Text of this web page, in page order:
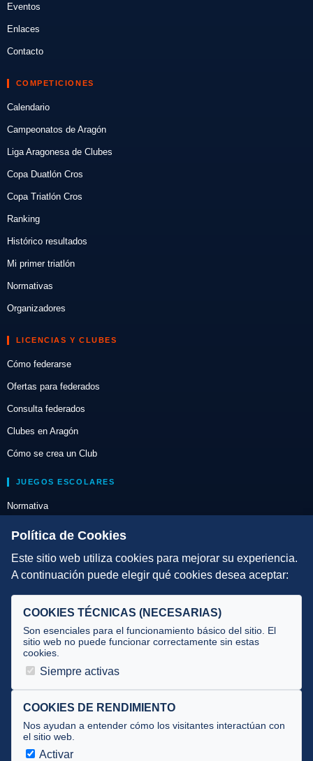
Eventos
Enlaces
Contacto
COMPETICIONES
Calendario
Campeonatos de Aragón
Liga Aragonesa de Clubes
Copa Duatlón Cros
Copa Triatlón Cros
Ranking
Histórico resultados
Mi primer triatlón
Normativas
Organizadores
LICENCIAS Y CLUBES
Cómo federarse
Ofertas para federados
Consulta federados
Clubes en Aragón
Cómo se crea un Club
JUEGOS ESCOLARES
Normativa
Escuelas de Triatlón
DIRECCIÓN TÉCNICA
Selecciones
Tecnificación
JUECES Y OFICIALES
Documentos
Cursos
Circulares oficiales
Política de Cookies
Este sitio web utiliza cookies para mejorar su experiencia.
A continuación puede elegir qué cookies desea aceptar:
COOKIES TÉCNICAS (NECESARIAS)
Son esenciales para el funcionamiento básico del sitio. El
sitio web no puede funcionar correctamente sin estas
cookies.
Siempre activas
COOKIES DE RENDIMIENTO
Nos ayudan a entender cómo los visitantes interactúan con
el sitio web.
Activar